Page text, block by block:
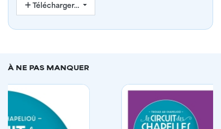
Télécharger…
À NE PAS MANQUER